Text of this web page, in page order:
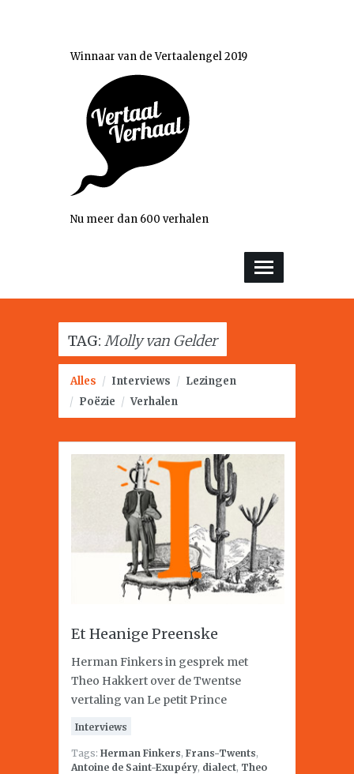
Winnaar van de Vertaalengel 2019
Nu meer dan 600 verhalen
TAG: Molly van Gelder
Alles / Interviews / Lezingen
/ Poëzie / Verhalen
Et Heanige Preenske
Herman Finkers in gesprek met
Theo Hakkert over de Twentse
vertaling van Le petit Prince
Interviews
Tags: Herman Finkers, Frans-Twents,
Antoine de Saint-Exupéry, dialect, Theo